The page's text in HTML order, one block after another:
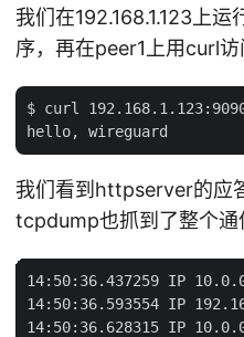
我们在192.168.1.123上
序，再在peer1上用curl访
$ curl
我们看到httpserver的应
tcpdump也抓到了整个通
14:50:36.437259 IP
14:50:36.593554 IP
14:50:36.628315 IP